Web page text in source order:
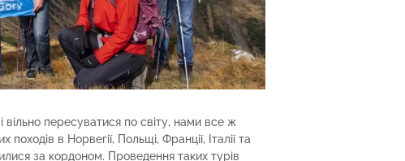
вільно пересуватися по світу, нами все ж
в Норвегії, Польщі, Франції, Італії та
за кордоном. Проведення таких турів